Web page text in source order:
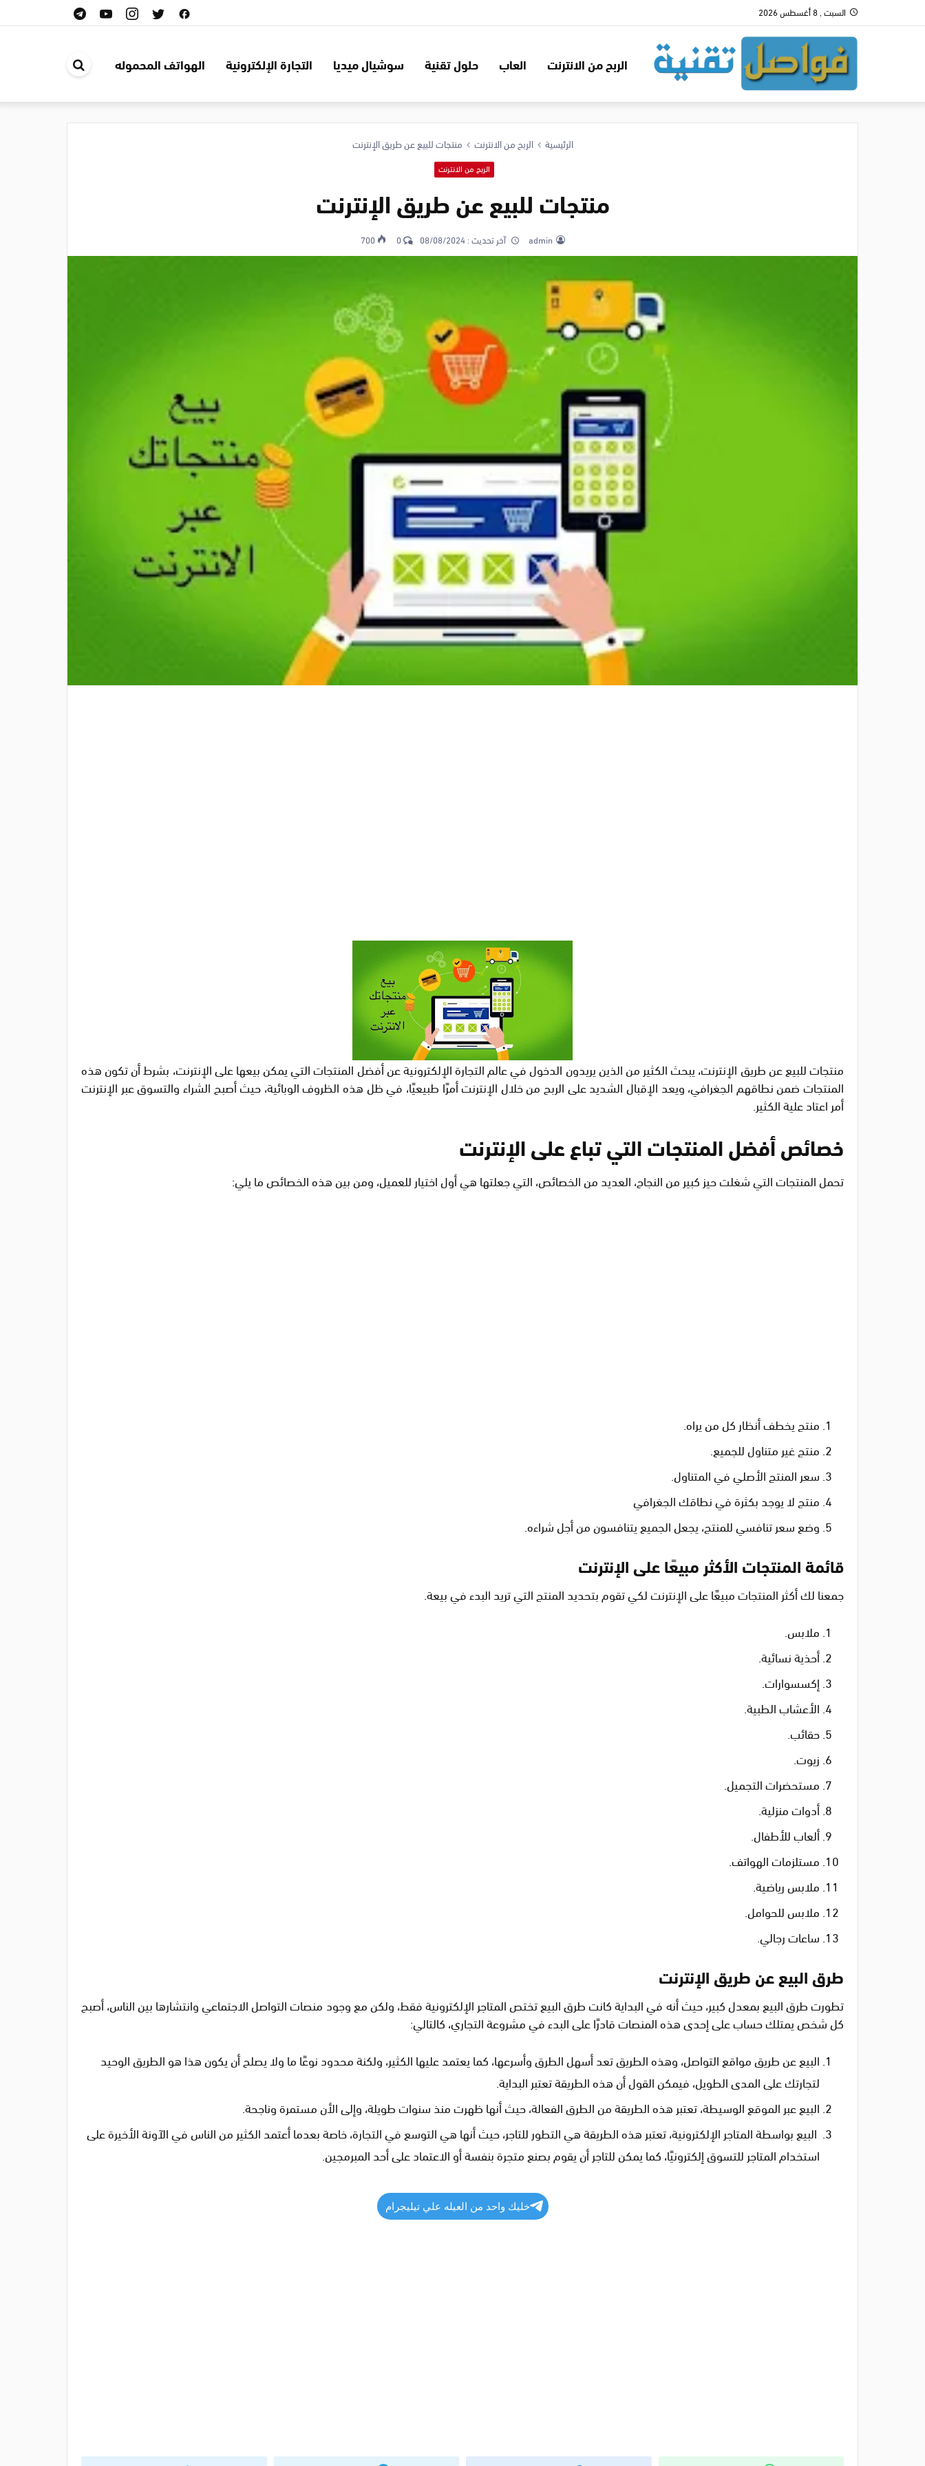
السبت , 8 أغسطس 2026
الربح من الانترنت العاب حلول تقنية سوشيال ميديا التجارة الإلكترونية الهواتف المحموله
الرئيسية الربح من الانترنت منتجات للبيع عن طريق الإنترنت
الربح من الانترنت
منتجات للبيع عن طريق الإنترنت
admin آخر تحديث :08/08/2024
0
700
منتجات للبيع عن طريق الإنترنت، يبحث الكثير من الذين يريدون الدخول في عالم التجارة الإلكترونية عن أفضل المنتجات التي يمكن بيعها على الإنترنت، بشرط أن تكون هذه
المنتجات ضمن نطاقهم الجغرافي، ويعد الإقبال الشديد على الربح من خلال الإنترنت أمرًا طبيعيًا، في ظل هذه الظروف الوبائية، حيث أصبح الشراء والتسوق عبر الإنترنت
أمر اعتاد علية الكثير.
خصائص أفضل المنتجات التي تباع على الإنترنت
تحمل المنتجات التي شغلت حيز كبير من النجاح، العديد من الخصائص، التي جعلتها هي أول اختيار للعميل، ومن بين هذه الخصائص ما يلي:
منتج يخطف أنظار كل من يراه.
منتج غير متناول للجميع.
سعر المنتج الأصلي في المتناول.
منتج لا يوجد بكثرة في نطاقك الجغرافي
وضع سعر تنافسي للمنتج، يجعل الجميع يتنافسون من أجل شراءه.
قائمة المنتجات الأكثر مبيعًا على الإنترنت
جمعنا لك أكثر المنتجات مبيعًا على الإنترنت لكي تقوم بتحديد المنتج التي تريد البدء في بيعة.
ملابس.
أحذية نسائية.
إكسسوارات.
الأعشاب الطبية.
حقائب.
زيوت.
مستحضرات التجميل.
أدوات منزلية.
ألعاب للأطفال.
مستلزمات الهواتف.
ملابس رياضية.
ملابس للحوامل.
ساعات رجالي.
طرق البيع عن طريق الإنترنت
تطورت طرق البيع بمعدل كبير، حيث أنه في البداية كانت طرق البيع تختص المتاجر الإلكترونية فقط، ولكن مع وجود منصات التواصل الاجتماعي وانتشارها بين الناس، أصبح
كل شخص يمتلك حساب على إحدى هذه المنصات قادرًا على البدء في مشروعة التجاري، كالتالي:
البيع عن طريق مواقع التواصل، وهذه الطريق تعد أسهل الطرق وأسرعها، كما يعتمد عليها الكثير، ولكنة محدود نوعًا ما ولا يصلح أن يكون هذا هو الطريق الوحيد
لتجارتك على المدى الطويل، فيمكن القول أن هذه الطريقة تعتبر البداية.
البيع عبر الموقع الوسيطة، تعتبر هذه الطريقة من الطرق الفعالة، حيث أنها ظهرت منذ سنوات طويلة، وإلى الأن مستمرة وناجحة.
البيع بواسطة المتاجر الإلكترونية، تعتبر هذه الطريقة هي التطور للتاجر، حيث أنها هي التوسع في التجارة، خاصة بعدما أعتمد الكثير من الناس في الآونة الأخيرة على
استخدام المتاجر للتسوق إلكترونيًا، كما يمكن للتاجر أن يقوم بصنع متجرة بنفسة أو الاعتماد على أحد المبرمجين.
خليك واحد من العيله علي تيليجرام